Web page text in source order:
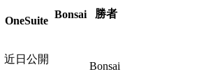
OneSuite
Bonsai
勝者
近日公開
Bonsai